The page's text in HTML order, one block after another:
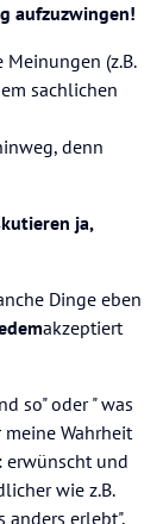
aufzuzwingen!
(z.B.
sachlichen
denn
ja,
Dinge eben
akzeptiert
so" oder " was
Wahrheit
erwünscht und
wie z.B.
anders erlebt",